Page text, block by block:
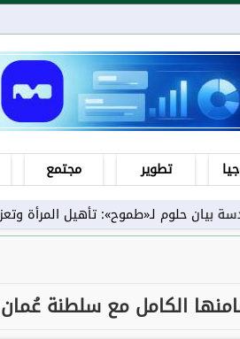
تطوير مجتمع
تأهيل المرأة وتعزيز
الكامل مع سلطنة عُمان